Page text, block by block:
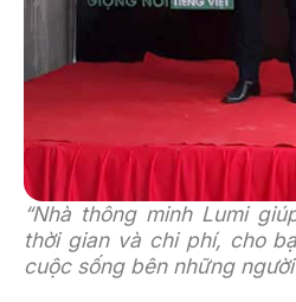
“Nhà thông minh Lumi
thời gian và chi phí, cho
cuộc sống bên những